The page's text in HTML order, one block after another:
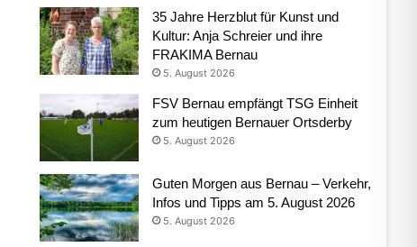
35 Jahre Herzblut für Kunst und
Kultur: Anja Schreier und ihre
FRAKIMA Bernau
5. August 2026
FSV Bernau empfängt TSG Einheit
zum heutigen Bernauer Ortsderby
5. August 2026
Guten Morgen aus Bernau – Verkehr,
Infos und Tipps am 5. August 2026
5. August 2026